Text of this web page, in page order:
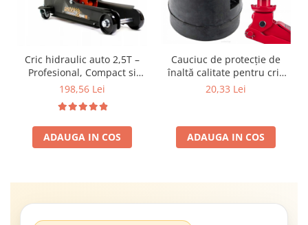
Cric hidraulic auto 2,5T –
Profesional, Compact si
Sigur pentru Garaj si
pentru service-uri auto 2
Cauciucuri Incluse
198,56 Lei
ADAUGA IN COS
Cauciuc de protecție de
înaltă calitate pentru cric
hidraulic 2,5 tone
20,33 Lei
ADAUGA IN COS